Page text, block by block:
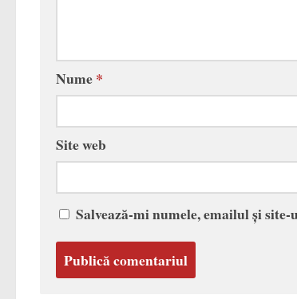
Nume*
Site web
Salvează-mi numele, emailul și